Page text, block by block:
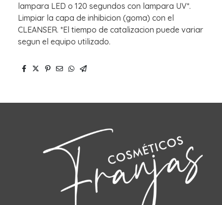
lampara LED o 120 segundos con lampara UV*.
Limpiar la capa de inhibicion (goma) con el
CLEANSER. *El tiempo de catalizacion puede variar
segun el equipo utilizado.